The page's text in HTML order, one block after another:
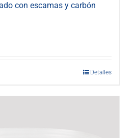
con escamas y carbón
Detalles